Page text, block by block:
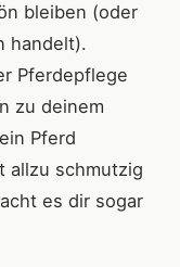
bleiben (oder
handelt).
Pferdepflege
zu deinem
Pferd
allzu schmutzig
es dir sogar